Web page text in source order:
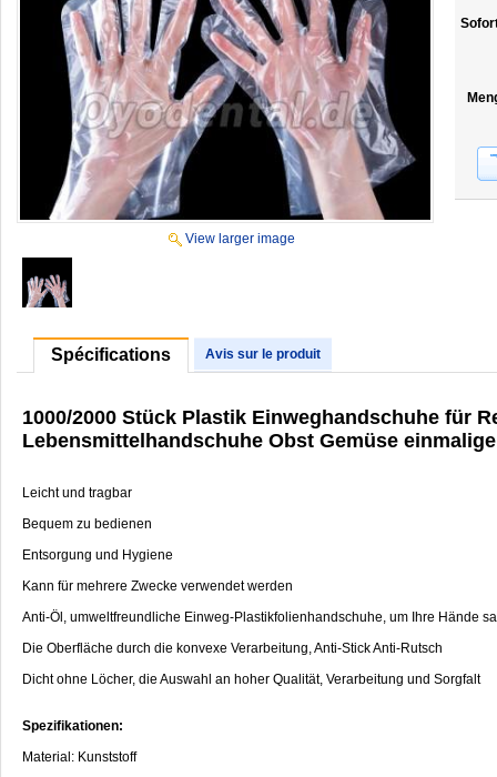
View larger image
Spécifications Avis sur le produit
1000/2000 Stück Plastik Einweghandschuhe für
Lebensmittelhandschuhe Obst Gemüse
Leicht und tragbar
Bequem zu bedienen
Entsorgung und Hygiene
Kann für mehrere Zwecke verwendet werden
Anti-Öl, umweltfreundliche Einweg-Plastikfolienhandschuhe, um Ihre Hände
Die Oberfläche durch die konvexe Verarbeitung, Anti-Stick Anti-Rutsch
Dicht ohne Löcher, die Auswahl an hoher Qualität, Verarbeitung und Sorgfalt
Spezifikationen:
Material: Kunststoff